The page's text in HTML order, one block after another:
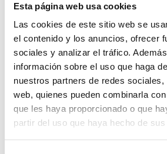
Esta página web usa cookies
Las cookies de este sitio web se
el contenido y los anuncios, ofrecer
sociales y analizar el tráfico.
información sobre el uso que haga
nuestros partners de redes
web, quienes pueden combinarla
que les haya proporcionado o que
partir del uso que haya hecho de
Envío gratis
Pago seguro
Entrega 24/
DESCUBRE NUESTRA